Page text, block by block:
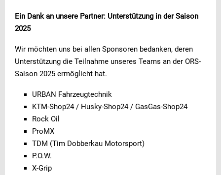
Ein Dank an unsere Partner: Unterstützung in der Saison
2025
Wir möchten uns bei allen Sponsoren bedanken, deren
Unterstützung die Teilnahme unseres Teams an der ORS-
Saison 2025 ermöglicht hat.
URBAN Fahrzeugtechnik
KTM-Shop24 / Husky-Shop24 / GasGas-Shop24
Rock Oil
ProMX
TDM (Tim Dobberkau Motorsport)
P.O.W.
X-Grip